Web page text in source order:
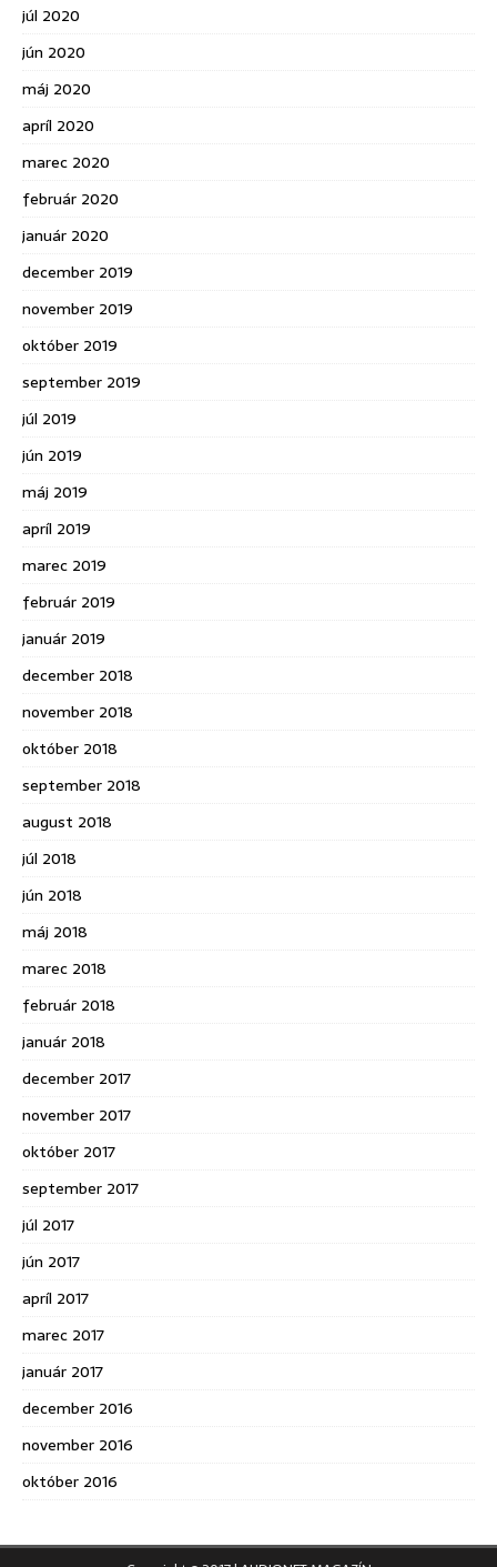
júl 2020
jún 2020
máj 2020
apríl 2020
marec 2020
február 2020
január 2020
december 2019
november 2019
október 2019
september 2019
júl 2019
jún 2019
máj 2019
apríl 2019
marec 2019
február 2019
január 2019
december 2018
november 2018
október 2018
september 2018
august 2018
júl 2018
jún 2018
máj 2018
marec 2018
február 2018
január 2018
december 2017
november 2017
október 2017
september 2017
júl 2017
jún 2017
apríl 2017
marec 2017
január 2017
december 2016
november 2016
október 2016